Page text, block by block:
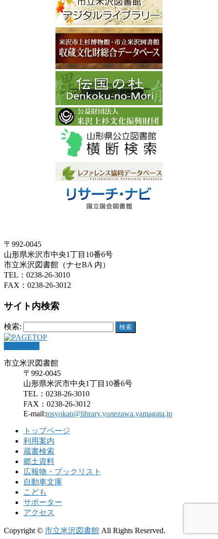
〒992-0045
山形県米沢市中央1丁目10番6号
市立米沢図書館（ナセBA 内）
TEL：0238-26-3010
FAX：0238-26-3012
サイト内検索
検索:
市立米沢図書館
〒992-0045
山形県米沢市中央1丁目10番6号
TEL：0238-26-3010
FAX：0238-26-3012
E-mail:tosyokan@library.yonezawa.yamagata.jp
トップページ
利用案内
蔵書検索
郷土資料
広報物・ブックリスト
自動車文庫
こども
サポーター
アクセス
Copyright © 市立米沢図書館 All Rights Reserved.